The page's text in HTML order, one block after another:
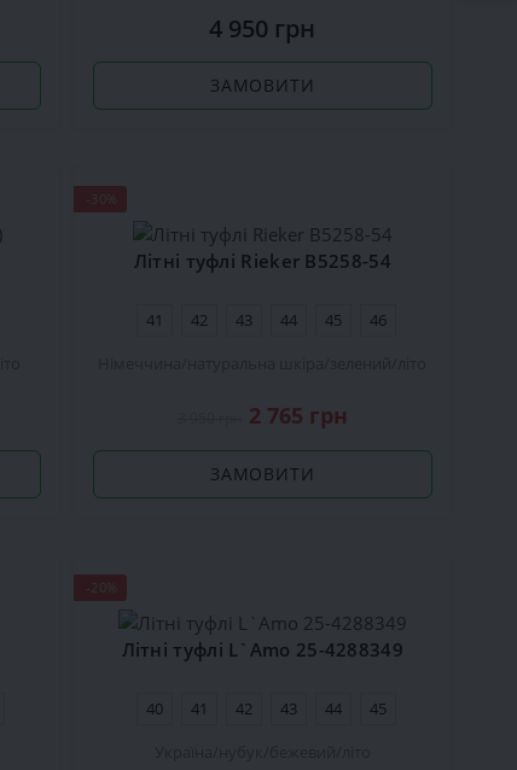
4 950 грн
ЗАМОВИТИ
Літні туфлі Rieker В5258-54
41 42 43 44 45
46
2 765 грн
ЗАМОВИТИ
Літні туфлі L`Amo 25-4288349
40 41 42 43 44
45